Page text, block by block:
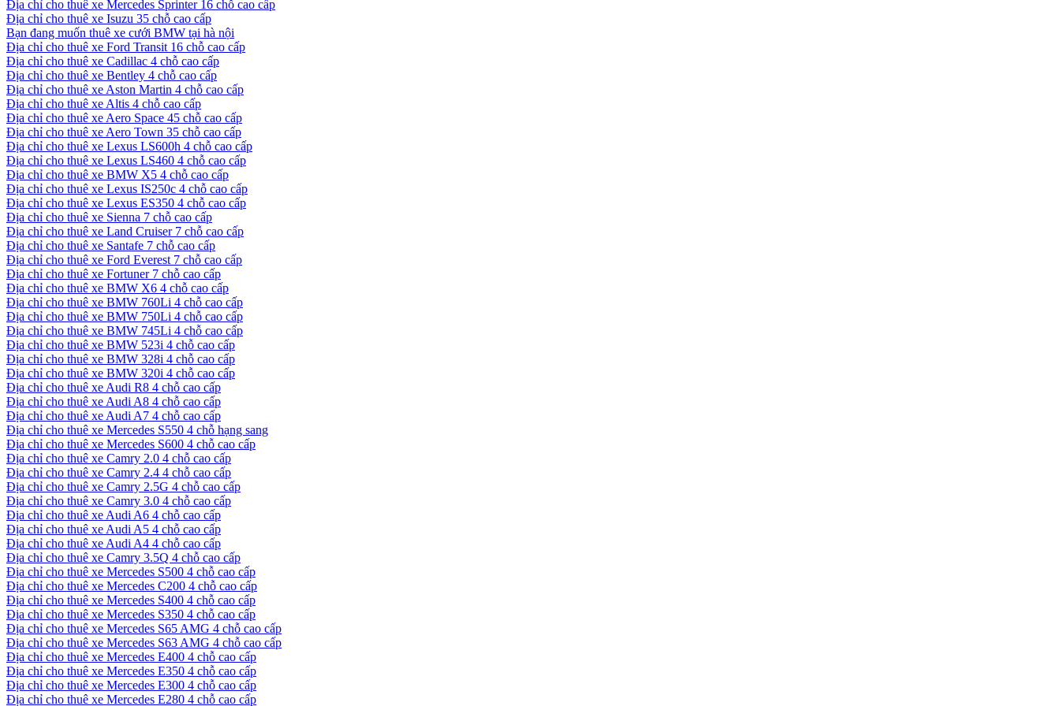
Địa chỉ cho thuê xe Mercedes Sprinter 16 chỗ cao cấp
Địa chỉ cho thuê xe Isuzu 35 chỗ cao cấp
Bạn đang muốn thuê xe cưới BMW tại hà nội
Địa chỉ cho thuê xe Ford Transit 16 chỗ cao cấp
Địa chỉ cho thuê xe Cadillac 4 chỗ cao cấp
Địa chỉ cho thuê xe Bentley 4 chỗ cao cấp
Địa chỉ cho thuê xe Aston Martin 4 chỗ cao cấp
Địa chỉ cho thuê xe Altis 4 chỗ cao cấp
Địa chỉ cho thuê xe Aero Space 45 chỗ cao cấp
Địa chỉ cho thuê xe Aero Town 35 chỗ cao cấp
Địa chỉ cho thuê xe Lexus LS600h 4 chỗ cao cấp
Địa chỉ cho thuê xe Lexus LS460 4 chỗ cao cấp
Địa chỉ cho thuê xe BMW X5 4 chỗ cao cấp
Địa chỉ cho thuê xe Lexus IS250c 4 chỗ cao cấp
Địa chỉ cho thuê xe Lexus ES350 4 chỗ cao cấp
Địa chỉ cho thuê xe Sienna 7 chỗ cao cấp
Địa chỉ cho thuê xe Land Cruiser 7 chỗ cao cấp
Địa chỉ cho thuê xe Santafe 7 chỗ cao cấp
Địa chỉ cho thuê xe Ford Everest 7 chỗ cao cấp
Địa chỉ cho thuê xe Fortuner 7 chỗ cao cấp
Địa chỉ cho thuê xe BMW X6 4 chỗ cao cấp
Địa chỉ cho thuê xe BMW 760Li 4 chỗ cao cấp
Địa chỉ cho thuê xe BMW 750Li 4 chỗ cao cấp
Địa chỉ cho thuê xe BMW 745Li 4 chỗ cao cấp
Địa chỉ cho thuê xe BMW 523i 4 chỗ cao cấp
Địa chỉ cho thuê xe BMW 328i 4 chỗ cao cấp
Địa chỉ cho thuê xe BMW 320i 4 chỗ cao cấp
Địa chỉ cho thuê xe Audi R8 4 chỗ cao cấp
Địa chỉ cho thuê xe Audi A8 4 chỗ cao cấp
Địa chỉ cho thuê xe Audi A7 4 chỗ cao cấp
Địa chỉ cho thuê xe Mercedes S550 4 chỗ hạng sang
Địa chỉ cho thuê xe Mercedes S600 4 chỗ cao cấp
Địa chỉ cho thuê xe Camry 2.0 4 chỗ cao cấp
Địa chỉ cho thuê xe Camry 2.4 4 chỗ cao cấp
Địa chỉ cho thuê xe Camry 2.5G 4 chỗ cao cấp
Địa chỉ cho thuê xe Camry 3.0 4 chỗ cao cấp
Địa chỉ cho thuê xe Audi A6 4 chỗ cao cấp
Địa chỉ cho thuê xe Audi A5 4 chỗ cao cấp
Địa chỉ cho thuê xe Audi A4 4 chỗ cao cấp
Địa chỉ cho thuê xe Camry 3.5Q 4 chỗ cao cấp
Địa chỉ cho thuê xe Mercedes S500 4 chỗ cao cấp
Địa chỉ cho thuê xe Mercedes C200 4 chỗ cao cấp
Địa chỉ cho thuê xe Mercedes S400 4 chỗ cao cấp
Địa chỉ cho thuê xe Mercedes S350 4 chỗ cao cấp
Địa chỉ cho thuê xe Mercedes S65 AMG 4 chỗ cao cấp
Địa chỉ cho thuê xe Mercedes S63 AMG 4 chỗ cao cấp
Địa chỉ cho thuê xe Mercedes E400 4 chỗ cao cấp
Địa chỉ cho thuê xe Mercedes E350 4 chỗ cao cấp
Địa chỉ cho thuê xe Mercedes E300 4 chỗ cao cấp
Địa chỉ cho thuê xe Mercedes E280 4 chỗ cao cấp